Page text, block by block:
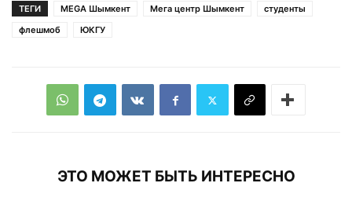
организаторы обсуждают перед выступлением
ТЕГИ MEGA Шымкент Мега центр Шымкент
студенты
флешмоб
ЮКГУ
ЭТО МОЖЕТ БЫТЬ ИНТЕРЕСНО